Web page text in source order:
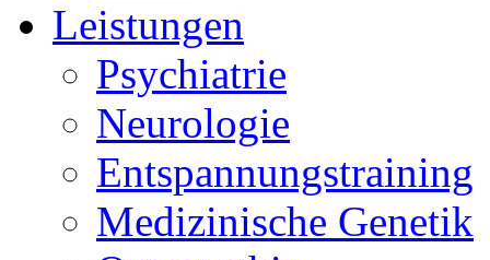
Leistungen
Psychiatrie
Neurologie
Entspannungstraining
Medizinische Genetik